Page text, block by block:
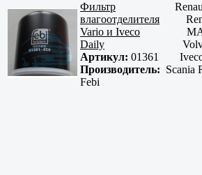
Фильтр
влагоотделителя
Vario и Iveco
Daily
Артикул: 01361
Производитель:
Febi
Scania